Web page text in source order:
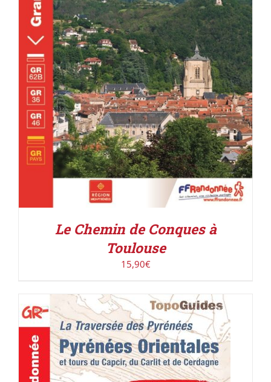
DÉTAILS
Le Chemin de Conques à
Toulouse
15,90€